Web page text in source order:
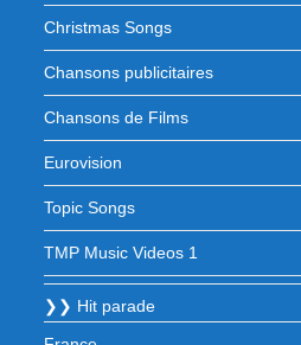
Christmas Songs
Chansons publicitaires
Chansons de Films
Eurovision
Topic Songs
TMP Music Videos 1
❯❯ Hit parade